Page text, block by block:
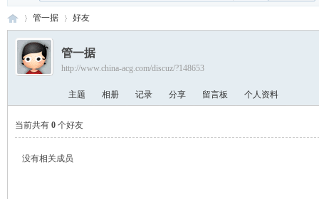
›
管一据 好友
管一据
http://www.china-acg.com/discuz/?148653
主题 相册 记录 分享 留言板 个人资料
当前共有 0 个好友
没有相关成员